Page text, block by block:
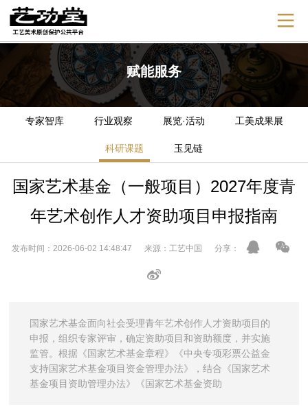
赋能服务
专家智库 行业观察 展览·活动 工美成果展
科研课题 玉见链
国家艺术基金（一般项目）2027年度青
年艺术创作人才资助项目申报指南
发布时间：2026-06-02 14:48:47 来源：工艺中国 分享：
国家艺术基金面向社会受理青年艺术创作人才资助项目的
申报，组织专家评审，确定资助项目和资助额度，并实施
监管。根据《国家艺术基金章程》《中央专项彩票公益金
支持国家艺术基金项目资金管理办法》，结合《国家艺术
基金项目资助管理办法》《国家艺术基金资助